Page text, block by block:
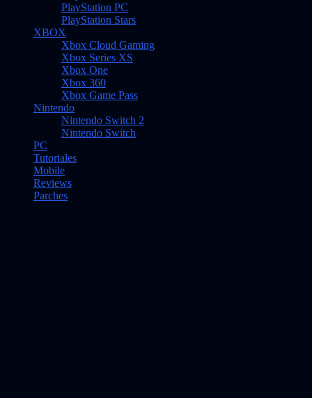
PlayStation PC
PlayStation Stars
XBOX
Xbox Cloud Gaming
Xbox Series XS
Xbox One
Xbox 360
Xbox Game Pass
Nintendo
Nintendo Switch 2
Nintendo Switch
PC
Tutoriales
Mobile
Reviews
Parches